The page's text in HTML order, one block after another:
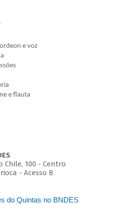
e voz
e flauta
Chile, 100 - Centro
- Acesso B
do Quintas no BNDES